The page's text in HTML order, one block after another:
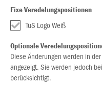
Fixe Veredelungspositionen
TuS Logo Weiß
Optionale
Diese Änderungen werden in
angezeigt. Sie werden jedoch
berücksichtigt.